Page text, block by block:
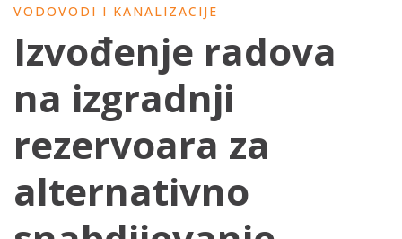
VODOVODI I KANALIZACIJE
Izvođenje radova
na izgradnji
rezervoara za
alternativno